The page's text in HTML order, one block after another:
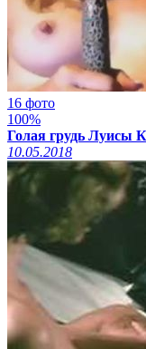
16 фото
100%
Голая грудь Луисы
10.05.2018